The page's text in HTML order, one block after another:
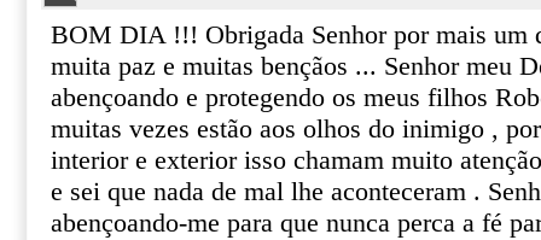
BOM DIA !!! Obrigada Senhor por mais um
muita paz e muitas bençãos ... Senhor meu
abençoando e protegendo os meus filhos
muitas vezes estão aos olhos do inimigo ,
interior e exterior isso chamam muito
e sei que nada de mal lhe aconteceram .
abençoando-me para que nunca perca a fé